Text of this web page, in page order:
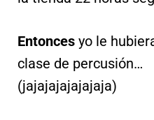
Entonces yo le
clase de percusión…
(jajajajajajajaja)